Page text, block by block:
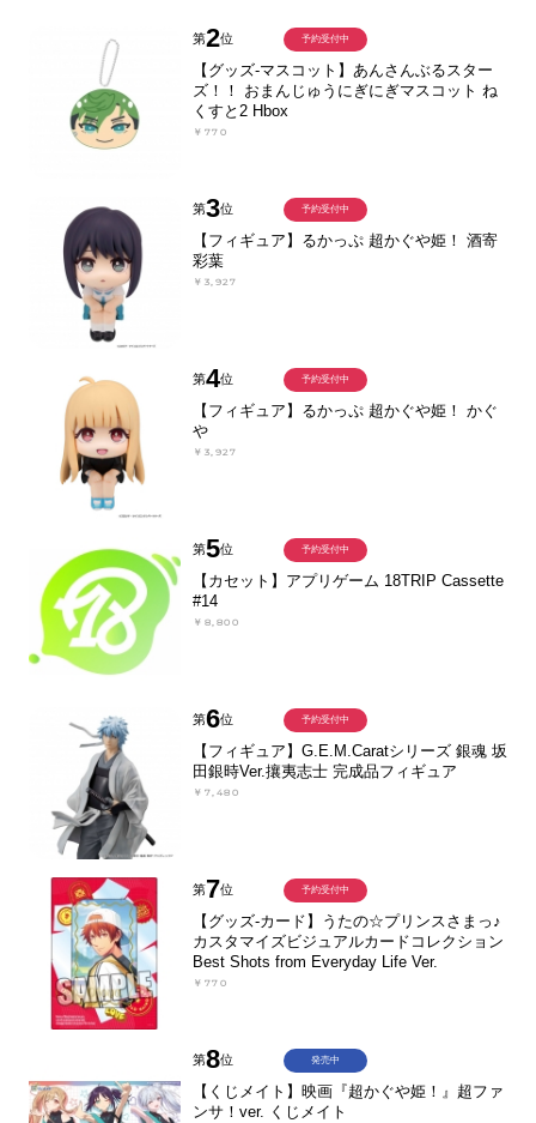
第2位
【グッズ-マスコット】あんさんぶるスター
ズ！！ おまんじゅうにぎにぎマスコット ね
くすと2 Hbox
￥770
予約受付中
第3位
【フィギュア】るかっぷ 超かぐや姫！ 酒寄
彩葉
￥3,927
予約受付中
第4位
【フィギュア】るかっぷ 超かぐや姫！ かぐ
や
￥3,927
予約受付中
第5位
【カセット】アプリゲーム 18TRIP Cassette
#14
￥8,800
予約受付中
第6位
【フィギュア】G.E.M.Caratシリーズ 銀魂 坂
田銀時Ver.攘夷志士 完成品フィギュア
￥7,480
予約受付中
第7位
【グッズ-カード】うたの☆プリンスさまっ♪
カスタマイズビジュアルカードコレクション
Best Shots from Everyday Life Ver.
￥770
予約受付中
第8位
【くじメイト】映画『超かぐや姫！』超ファ
ンサ！ver. くじメイト
発売中